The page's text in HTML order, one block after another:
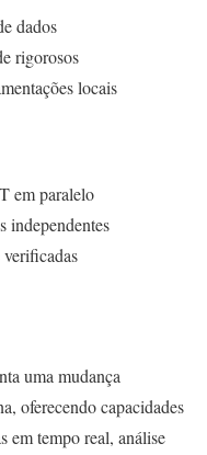
dados
rigorosos
locais
em paralelo
independentes
verificadas
uma mudança
oferecendo capacidades
em tempo real, análise